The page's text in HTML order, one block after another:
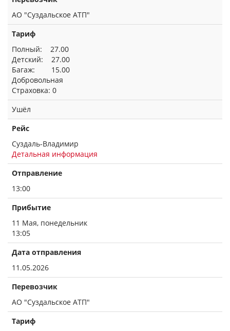
АО "Суздальское АТП"
Тариф
Полный: 27.00
Детский: 27.00
Багаж: 15.00
Добровольная
Страховка: 0
Ушёл
Рейс
Суздаль-Владимир
Детальная информация
Отправление
13:00
Прибытие
11 Мая, понедельник
13:05
Дата отправления
11.05.2026
Перевозчик
АО "Суздальское АТП"
Тариф